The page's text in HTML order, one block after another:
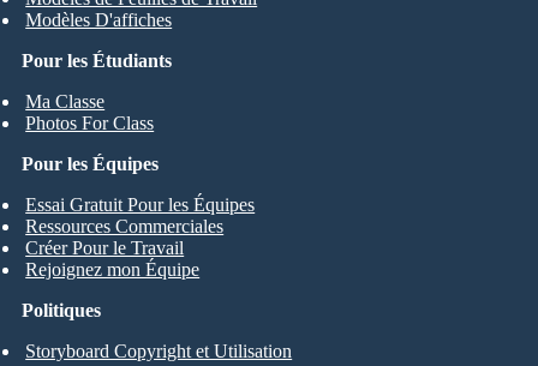
Pour les Étudiants
Ma Classe
Photos For Class
Modèles D'affiches
Pour les Équipes
Essai Gratuit Pour les Équipes
Ressources Commerciales
Créer Pour le Travail
Rejoignez mon Équipe
Politiques
Storyboard Copyright et Utilisation